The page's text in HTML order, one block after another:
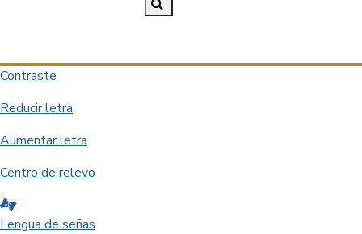
Contraste
Reducir letra
Aumentar letra
Centro de relevo
Lengua de señas